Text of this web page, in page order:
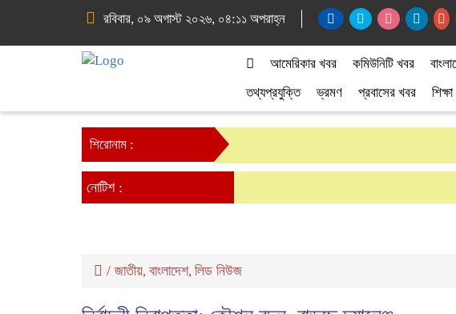
রবিবার, ০৯ অগাস্ট ২০২৬, ০৪:১১ অপরাহ্ন
আমেরিকার খবর কমিউনিটি খবর
তথ্যপ্রযুক্তি
ভ্রমণ প্রবাসের খবর শিক্ষা
শিরোনাম :
নোটিশ :
/ জাতীয়, বাংলাদেশ, লিড নিউজ